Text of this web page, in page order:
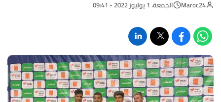
Maroc24 الجمعة، 1 يوليوز 2022 - 09:41